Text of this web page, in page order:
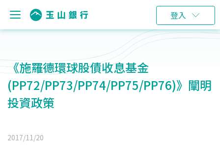
登入
《施羅德環球股債收息基金
(PP72/PP73/PP74/PP75/PP76)》闡明
投資政策
2017/11/20